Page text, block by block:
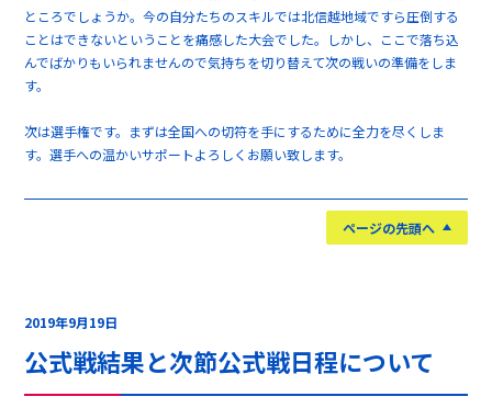
ところでしょうか。今の自分たちのスキルでは北信越地域ですら圧倒する
ことはできないということを痛感した大会でした。しかし、ここで落ち込
んでばかりもいられませんので気持ちを切り替えて次の戦いの準備をしま
す。
次は選手権です。まずは全国への切符を手にするために全力を尽くしま
す。選手への温かいサポートよろしくお願い致します。
ページの先頭へ
2019年9月19日
公式戦結果と次節公式戦日程について